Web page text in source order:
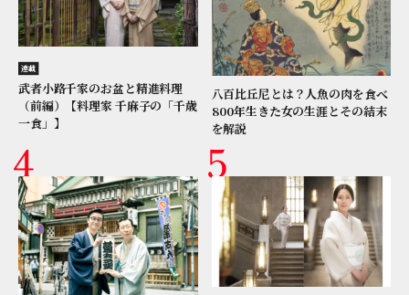
連載
武者小路千家のお盆と精進料理
（前編）【料理家 千麻子の「千歳
一食」】
八百比丘尼とは？人魚の肉を食べ
800年生きた女の生涯とその結末
を解説